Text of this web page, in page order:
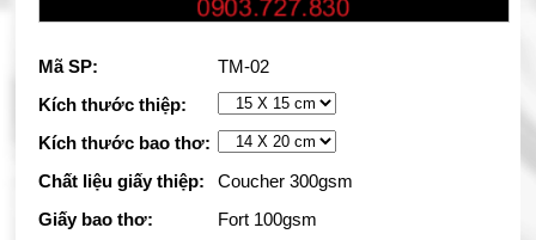
Mã SP:
TM-02
Kích thước thiệp:
Kích thước bao thơ:
Chất liệu giấy thiệp:
Coucher 300gsm
Giấy bao thơ:
Fort 100gsm